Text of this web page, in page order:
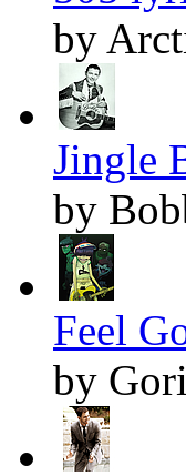
by
Jingle
by
Feel
by